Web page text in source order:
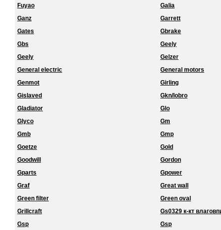
Fuyao
Galia
Ganz
Garrett
Gates
Gbrake
Gbs
Geely
Geely
Gelzer
General electric
General motors
Genmot
Girling
Gislaved
Gkn/lobro
Gladiator
Glo
Glyco
Gm
Gmb
Gmp
Goetze
Gold
Goodwill
Gordon
Gparts
Gpower
Graf
Great wall
Green filter
Green oval
Grillcraft
Gs0329 к-кт
Gsp
Gsp